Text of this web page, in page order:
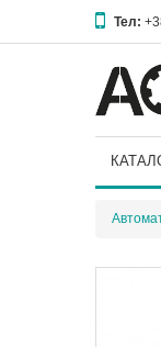
Тел:
61153,